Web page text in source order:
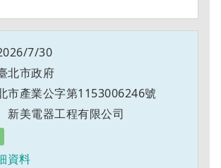
7/30
北市政府
市產業公字第1153006246號
新美電器工程有限公司
資料